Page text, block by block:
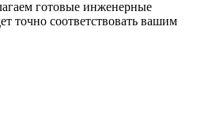
готовые инженерные
точно соответствовать вашим